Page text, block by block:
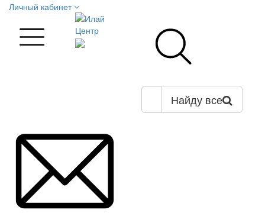
Личный кабинет
Найду все